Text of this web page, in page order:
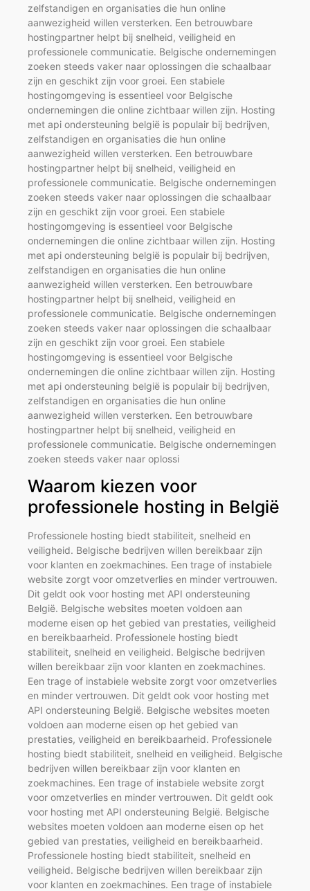
zelfstandigen en organisaties die hun online
aanwezigheid willen versterken. Een betrouwbare
hostingpartner helpt bij snelheid, veiligheid en
professionele communicatie. Belgische ondernemingen
zoeken steeds vaker naar oplossingen die schaalbaar
zijn en geschikt zijn voor groei. Een stabiele
hostingomgeving is essentieel voor Belgische
ondernemingen die online zichtbaar willen zijn. Hosting
met api ondersteuning belgië is populair bij bedrijven,
zelfstandigen en organisaties die hun online
aanwezigheid willen versterken. Een betrouwbare
hostingpartner helpt bij snelheid, veiligheid en
professionele communicatie. Belgische ondernemingen
zoeken steeds vaker naar oplossingen die schaalbaar
zijn en geschikt zijn voor groei. Een stabiele
hostingomgeving is essentieel voor Belgische
ondernemingen die online zichtbaar willen zijn. Hosting
met api ondersteuning belgië is populair bij bedrijven,
zelfstandigen en organisaties die hun online
aanwezigheid willen versterken. Een betrouwbare
hostingpartner helpt bij snelheid, veiligheid en
professionele communicatie. Belgische ondernemingen
zoeken steeds vaker naar oplossingen die schaalbaar
zijn en geschikt zijn voor groei. Een stabiele
hostingomgeving is essentieel voor Belgische
ondernemingen die online zichtbaar willen zijn. Hosting
met api ondersteuning belgië is populair bij bedrijven,
zelfstandigen en organisaties die hun online
aanwezigheid willen versterken. Een betrouwbare
hostingpartner helpt bij snelheid, veiligheid en
professionele communicatie. Belgische ondernemingen
zoeken steeds vaker naar oplossi
Waarom kiezen voor
professionele hosting in België
Professionele hosting biedt stabiliteit, snelheid en
veiligheid. Belgische bedrijven willen bereikbaar zijn
voor klanten en zoekmachines. Een trage of instabiele
website zorgt voor omzetverlies en minder vertrouwen.
Dit geldt ook voor hosting met API ondersteuning
België. Belgische websites moeten voldoen aan
moderne eisen op het gebied van prestaties, veiligheid
en bereikbaarheid. Professionele hosting biedt
stabiliteit, snelheid en veiligheid. Belgische bedrijven
willen bereikbaar zijn voor klanten en zoekmachines.
Een trage of instabiele website zorgt voor omzetverlies
en minder vertrouwen. Dit geldt ook voor hosting met
API ondersteuning België. Belgische websites moeten
voldoen aan moderne eisen op het gebied van
prestaties, veiligheid en bereikbaarheid. Professionele
hosting biedt stabiliteit, snelheid en veiligheid. Belgische
bedrijven willen bereikbaar zijn voor klanten en
zoekmachines. Een trage of instabiele website zorgt
voor omzetverlies en minder vertrouwen. Dit geldt ook
voor hosting met API ondersteuning België. Belgische
websites moeten voldoen aan moderne eisen op het
gebied van prestaties, veiligheid en bereikbaarheid.
Professionele hosting biedt stabiliteit, snelheid en
veiligheid. Belgische bedrijven willen bereikbaar zijn
voor klanten en zoekmachines. Een trage of instabiele